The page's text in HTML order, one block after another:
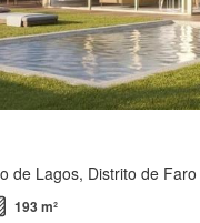
de Lagos, Distrito de Faro
193 m²